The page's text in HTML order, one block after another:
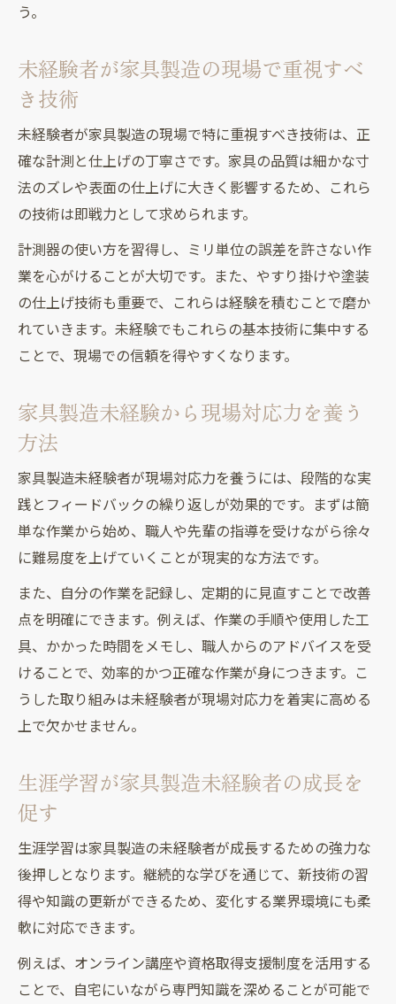
う。
未経験者が家具製造の現場で重視すべ
き技術
未経験者が家具製造の現場で特に重視すべき技術は、正
確な計測と仕上げの丁寧さです。家具の品質は細かな寸
法のズレや表面の仕上げに大きく影響するため、これら
の技術は即戦力として求められます。
計測器の使い方を習得し、ミリ単位の誤差を許さない作
業を心がけることが大切です。また、やすり掛けや塗装
の仕上げ技術も重要で、これらは経験を積むことで磨か
れていきます。未経験でもこれらの基本技術に集中する
ことで、現場での信頼を得やすくなります。
家具製造未経験から現場対応力を養う
方法
家具製造未経験者が現場対応力を養うには、段階的な実
践とフィードバックの繰り返しが効果的です。まずは簡
単な作業から始め、職人や先輩の指導を受けながら徐々
に難易度を上げていくことが現実的な方法です。
また、自分の作業を記録し、定期的に見直すことで改善
点を明確にできます。例えば、作業の手順や使用した工
具、かかった時間をメモし、職人からのアドバイスを受
けることで、効率的かつ正確な作業が身につきます。こ
うした取り組みは未経験者が現場対応力を着実に高める
上で欠かせません。
生涯学習が家具製造未経験者の成長を
促す
生涯学習は家具製造の未経験者が成長するための強力な
後押しとなります。継続的な学びを通じて、新技術の習
得や知識の更新ができるため、変化する業界環境にも柔
軟に対応できます。
例えば、オンライン講座や資格取得支援制度を活用する
ことで、自宅にいながら専門知識を深めることが可能で